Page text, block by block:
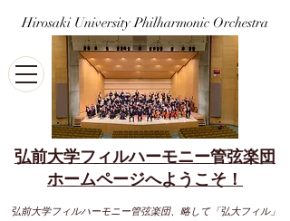
弘前大学フィルハーモニー管弦楽団
​ホームページへようこそ！
Hirosaki University Philharmonic Orchestra
弘前大学フィルハーモニー管弦楽団、略して「弘大フィル」